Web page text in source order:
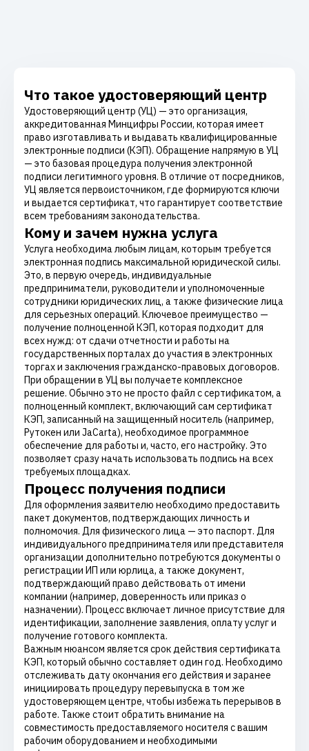
Что такое удостоверяющий центр
Удостоверяющий центр (УЦ) — это организация,
аккредитованная Минцифры России, которая имеет
право изготавливать и выдавать квалифицированные
электронные подписи (КЭП). Обращение напрямую в УЦ
— это базовая процедура получения электронной
подписи легитимного уровня. В отличие от посредников,
УЦ является первоисточником, где формируются ключи
и выдается сертификат, что гарантирует соответствие
всем требованиям законодательства.
Кому и зачем нужна услуга
Услуга необходима любым лицам, которым требуется
электронная подпись максимальной юридической силы.
Это, в первую очередь, индивидуальные
предприниматели, руководители и уполномоченные
сотрудники юридических лиц, а также физические лица
для серьезных операций. Ключевое преимущество —
получение полноценной КЭП, которая подходит для
всех нужд: от сдачи отчетности и работы на
государственных порталах до участия в электронных
торгах и заключения гражданско-правовых договоров.
При обращении в УЦ вы получаете комплексное
решение. Обычно это не просто файл с сертификатом, а
полноценный комплект, включающий сам сертификат
КЭП, записанный на защищенный носитель (например,
Рутокен или JaCarta), необходимое программное
обеспечение для работы и, часто, его настройку. Это
позволяет сразу начать использовать подпись на всех
требуемых площадках.
Процесс получения подписи
Для оформления заявителю необходимо предоставить
пакет документов, подтверждающих личность и
полномочия. Для физического лица — это паспорт. Для
индивидуального предпринимателя или представителя
организации дополнительно потребуются документы о
регистрации ИП или юрлица, а также документ,
подтверждающий право действовать от имени
компании (например, доверенность или приказ о
назначении). Процесс включает личное присутствие для
идентификации, заполнение заявления, оплату услуг и
получение готового комплекта.
Важным нюансом является срок действия сертификата
КЭП, который обычно составляет один год. Необходимо
отслеживать дату окончания его действия и заранее
инициировать процедуру перевыпуска в том же
удостоверяющем центре, чтобы избежать перерывов в
работе. Также стоит обратить внимание на
совместимость предоставляемого носителя с вашим
рабочим оборудованием и необходимыми